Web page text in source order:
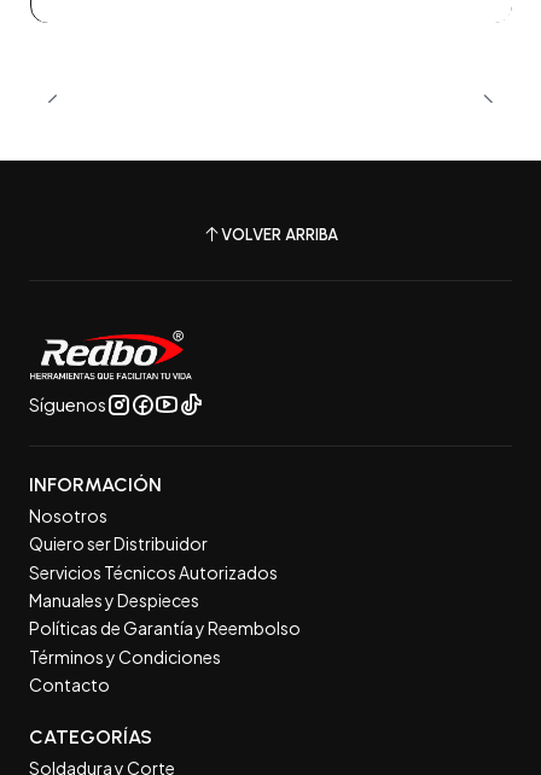
VOLVER ARRIBA
Síguenos
INFORMACIÓN
Nosotros
Quiero ser Distribuidor
Servicios Técnicos Autorizados
Manuales y Despieces
Políticas de Garantía y Reembolso
Términos y Condiciones
Contacto
CATEGORÍAS
Soldadura y Corte